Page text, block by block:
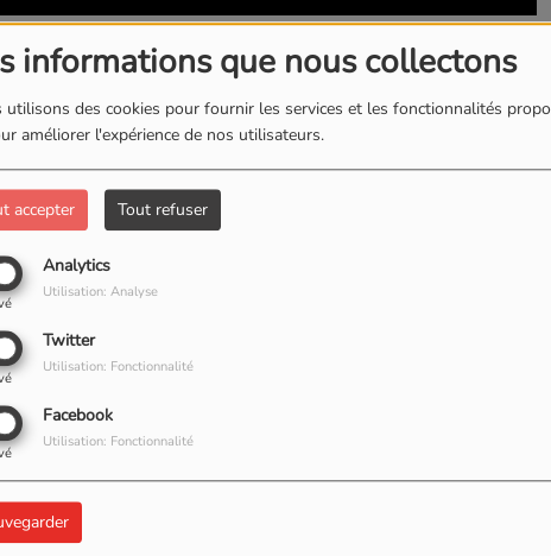
informations que nous collectons
utilisons des cookies pour fournir les services et les fonctionnalités
améliorer l'expérience de nos utilisateurs.
accepter Tout refuser
Analytics
Utilisation: Analyse
Twitter
Utilisation: Fonctionnalité
Facebook
Utilisation: Fonctionnalité